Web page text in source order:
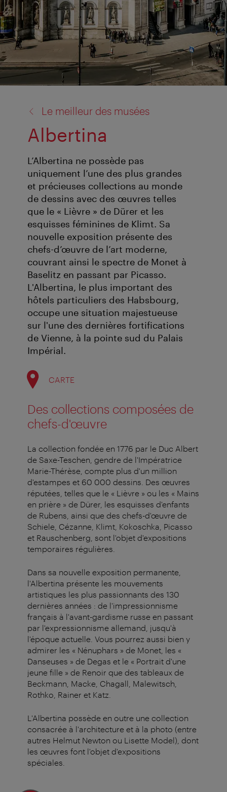
Le meilleur des musées
Albertina
L’Albertina ne possède pas
uniquement l’une des plus grandes
et précieuses collections au monde
de dessins avec des œuvres telles
que le « Lièvre » de Dürer et les
esquisses féminines de Klimt. Sa
nouvelle exposition présente des
chefs-d’œuvre de l’art moderne,
couvrant ainsi le spectre de Monet à
Baselitz en passant par Picasso.
L'Albertina, le plus important des
hôtels particuliers des Habsbourg,
occupe une situation majestueuse
sur l'une des dernières fortifications
de Vienne, à la pointe sud du Palais
Impérial.
CARTE
Des collections composées de
chefs-d'œuvre
La collection fondée en 1776 par le Duc Albert
de Saxe-Teschen, gendre de l'Impératrice
Marie-Thérèse, compte plus d'un million
d'estampes et 60 000 dessins. Des œuvres
réputées, telles que le « Lièvre » ou les « Mains
en prière » de Dürer, les esquisses d'enfants
de Rubens, ainsi que des chefs-d'œuvre de
Schiele, Cézanne, Klimt, Kokoschka, Picasso
et Rauschenberg, sont l'objet d'expositions
temporaires régulières.
Dans sa nouvelle exposition permanente,
l'Albertina présente les mouvements
artistiques les plus passionnants des 130
dernières années : de l'impressionnisme
français à l'avant-gardisme russe en passant
par l'expressionnisme allemand, jusqu'à
l'époque actuelle. Vous pourrez aussi bien y
admirer les « Nénuphars » de Monet, les «
Danseuses » de Degas et le « Portrait d'une
jeune fille » de Renoir que des tableaux de
Beckmann, Macke, Chagall, Malewitsch,
Rothko, Rainer et Katz.
L'Albertina possède en outre une collection
consacrée à l'architecture et à la photo (entre
autres Helmut Newton ou Lisette Model), dont
les œuvres font l'objet d'expositions
spéciales.